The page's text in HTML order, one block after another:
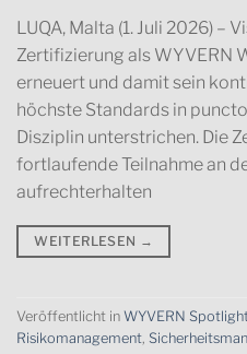
LUQA, Malta (1. Juli 2026) –
Zertifizierung als WYVERN
erneuert und damit sein
höchste Standards in
Disziplin unterstrichen. Die
fortlaufende Teilnahme an
aufrechterhalten
WEITERLESEN →
Veröffentlicht in WYVERN
Risikomanagement,